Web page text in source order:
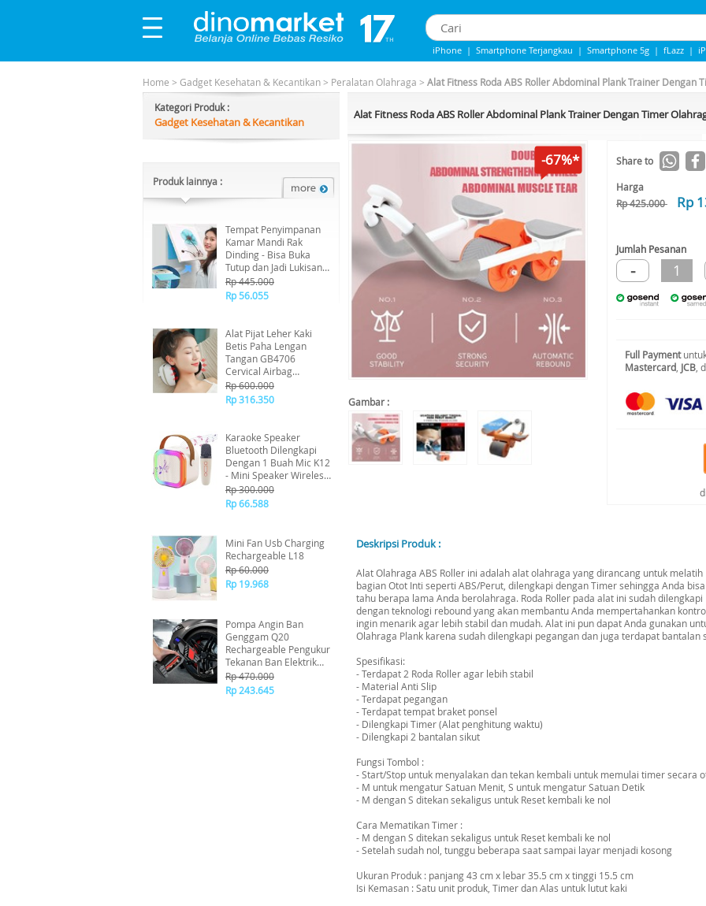
iPhone | Smartphone Terjangkau | Smartphone 5g | fLazz |
Home > Gadget Kesehatan & Kecantikan> Peralatan Olahraga > Alat Fitness Roda ABS Roller Abdominal Plank Trainer Dengan
Kategori Produk :
Gadget Kesehatan & Kecantikan
Produk lainnya :
Tempat Penyimpanan
Kamar Mandi Rak
Dinding - Bisa Buka
Tutup dan Jadi Lukisan /
Rak sulap Storage
Penyimpanan Rak Baju
Tempat Baju Rak Kamar
Rp 445.000
Rp 56.055
Alat Pijat Leher Kaki
Betis Paha Lengan
Tangan GB4706
Cervical Airbag
Message Pillow 2 in 1
Home Car
Rp 600.000
Rp 316.350
Karaoke Speaker
Bluetooth Dilengkapi
Dengan 1 Buah Mic K12
- Mini Speaker Wireless
Portable + Bluetooth
Rp 300.000
Rp 66.588
Mini Fan Usb Charging
Rechargeable L18
Rp 60.000
Rp 19.968
Pompa Angin Ban
Genggam Q20
Rechargeable Pengukur
Tekanan Ban Elektrik
Wireless
Rp 470.000
Rp 243.645
Alat Fitness Roda ABS Roller Abdominal Plank Trainer Dengan Timer
-67%*
Gambar :
Share to
Harga
Rp 425.000
Rp
Jumlah Pesanan
- 1
Full Payment
Mastercard JCB ,
Deskripsi Produk :
Alat Olahraga ABS Roller ini adalah alat olahraga yang dirancang untuk melatih
bagian Otot Inti seperti ABS/Perut, dilengkapi dengan Timer sehingga Anda bisa
tahu berapa lama Anda berolahraga. Roda Roller pada alat ini sudah dilengkapi
dengan teknologi rebound yang akan membantu Anda mempertahankan
ingin menarik agar lebih stabil dan mudah. Alat ini pun dapat Anda gunakan
Olahraga Plank karena sudah dilengkapi pegangan dan juga terdapat bantalan
Spesifikasi:
- Terdapat 2 Roda Roller agar lebih stabil
- Material Anti Slip
- Terdapat pegangan
- Terdapat tempat braket ponsel
- Dilengkapi Timer (Alat penghitung waktu)
- Dilengkapi 2 bantalan sikut
Fungsi Tombol :
- Start/Stop untuk menyalakan dan tekan kembali untuk memulai timer secara
- M untuk mengatur Satuan Menit, S untuk mengatur Satuan Detik
- M dengan S ditekan sekaligus untuk Reset kembali ke nol
Cara Mematikan Timer :
- M dengan S ditekan sekaligus untuk Reset kembali ke nol
- Setelah sudah nol, tunggu beberapa saat sampai layar menjadi kosong
Ukuran Produk : panjang 43 cm x lebar 35.5 cm x tinggi 15.5 cm
Isi Kemasan : Satu unit produk, Timer dan Alas untuk lutut kaki